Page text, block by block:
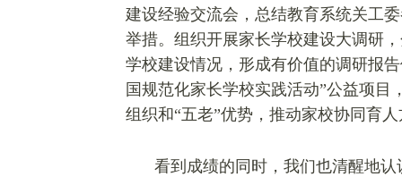
建设经验交流会，总结教育系统关工
举措。组织开展家长学校建设大调研
学校建设情况，形成有价值的调研报
国规范化家长学校实践活动”公益项
组织和“五老”优势，推动家校协同育
看到成绩的同时，我们也清醒地